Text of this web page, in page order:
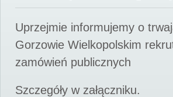
Uprzejmie informujemy o
Gorzowie Wielkopolskim
zamówień publicznych
Szczegóły w załączniku.